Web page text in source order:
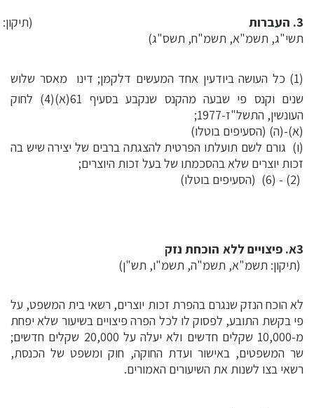
3. העברות
(תיקון:
תשי"ג, תשמ"א, תשמ"ח, תשס"ג)
(1) כל העושה ביודעין אחד המעשים דלקמן; דינו  מאסר שלוש
שנים וקנס פי שבעה מהקנס שנקבע בסעיף 61(א)(4) לחוק
העונשין, התשל"ז-1977;
(א)-(ה) (הסעיפים בוטלו)
(ו) גורם לשם תועלתו הפרטית להצגתה ברבים של יצירה שיש בה
זכות יוצרים שלא בהסכמתו של בעל זכות היוצרים;
(2) - (6) (הסעיפים בוטלו)
3א. פיצויים ללא הוכחת נזק
(תיקון: תשמ"א, תשמ"ה, תשמ"ו, תש"ן)
לא הוכח הנזק שנגרם בהפרת זכות יוצרים, רשאי בית המשפט, על
פי בקשת התובע, לפסוק לו לכל הפרה פיצויים בשיעור שלא יפחת
מ-10,000 שקלים חדשים ולא יעלה על 20,000 שקלים חדשים;
שר המשפטים, באישור ועדת החוקה, חוק ומשפט של הכנסת,
רשאי בצו לשנות את השיעורים האמורים.